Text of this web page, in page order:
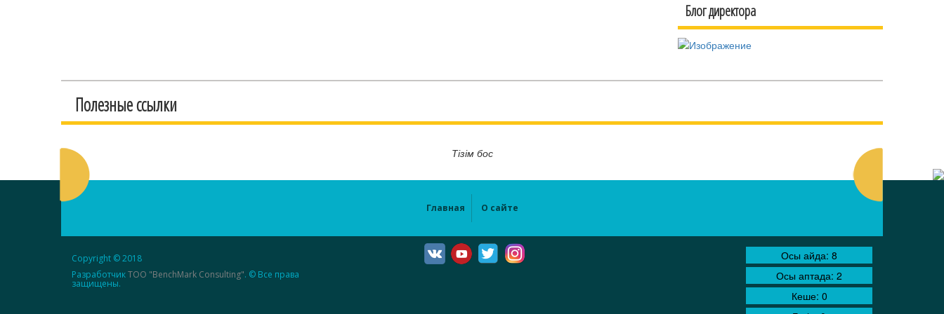
Блог директора
Полезные ссылки
Тізім бос
Главная О сайте
Copyright © 2018
РазработчикТОО "BenchMark Consulting". © Все права
защищены.
Осы айда: 8
Осы аптада: 2
Кеше: 0